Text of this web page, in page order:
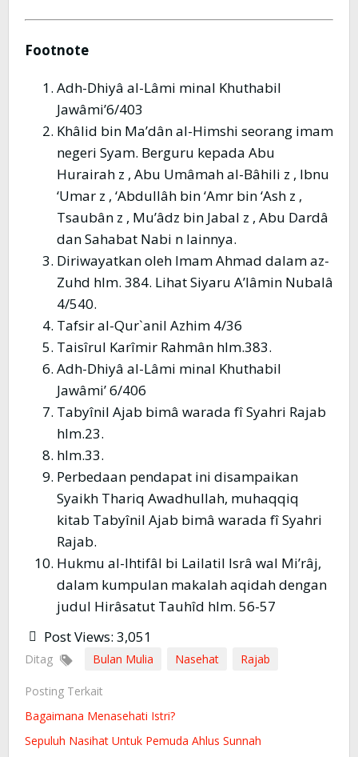
Footnote
Adh-Dhiyâ al-Lâmi minal Khuthabil
Jawâmi’6/403
Khâlid bin Ma’dân al-Himshi seorang imam
negeri Syam. Berguru kepada Abu
Hurairah z , Abu Umâmah al-Bâhili z , Ibnu
‘Umar z , ‘Abdullâh bin ‘Amr bin ‘Ash z ,
Tsaubân z , Mu’âdz bin Jabal z , Abu Dardâ
dan Sahabat Nabi n lainnya.
Diriwayatkan oleh Imam Ahmad dalam az-
Zuhd hlm. 384. Lihat Siyaru A’lâmin Nubalâ
4/540.
Tafsir al-Qur`anil Azhim 4/36
Taisîrul Karîmir Rahmân hlm.383.
Adh-Dhiyâ al-Lâmi minal Khuthabil
Jawâmi’ 6/406
Tabyînil Ajab bimâ warada fî Syahri Rajab
hlm.23.
hlm.33.
Perbedaan pendapat ini disampaikan
Syaikh Thariq Awadhullah, muhaqqiq
kitab Tabyînil Ajab bimâ warada fî Syahri
Rajab.
Hukmu al-Ihtifâl bi Lailatil Isrâ wal Mi’râj,
dalam kumpulan makalah aqidah dengan
judul Hirâsatut Tauhîd hlm. 56-57
Post Views: 3,051
Ditag Bulan Mulia Nasehat Rajab
Posting Terkait
Bagaimana Menasehati Istri?
Sepuluh Nasihat Untuk Pemuda Ahlus Sunnah